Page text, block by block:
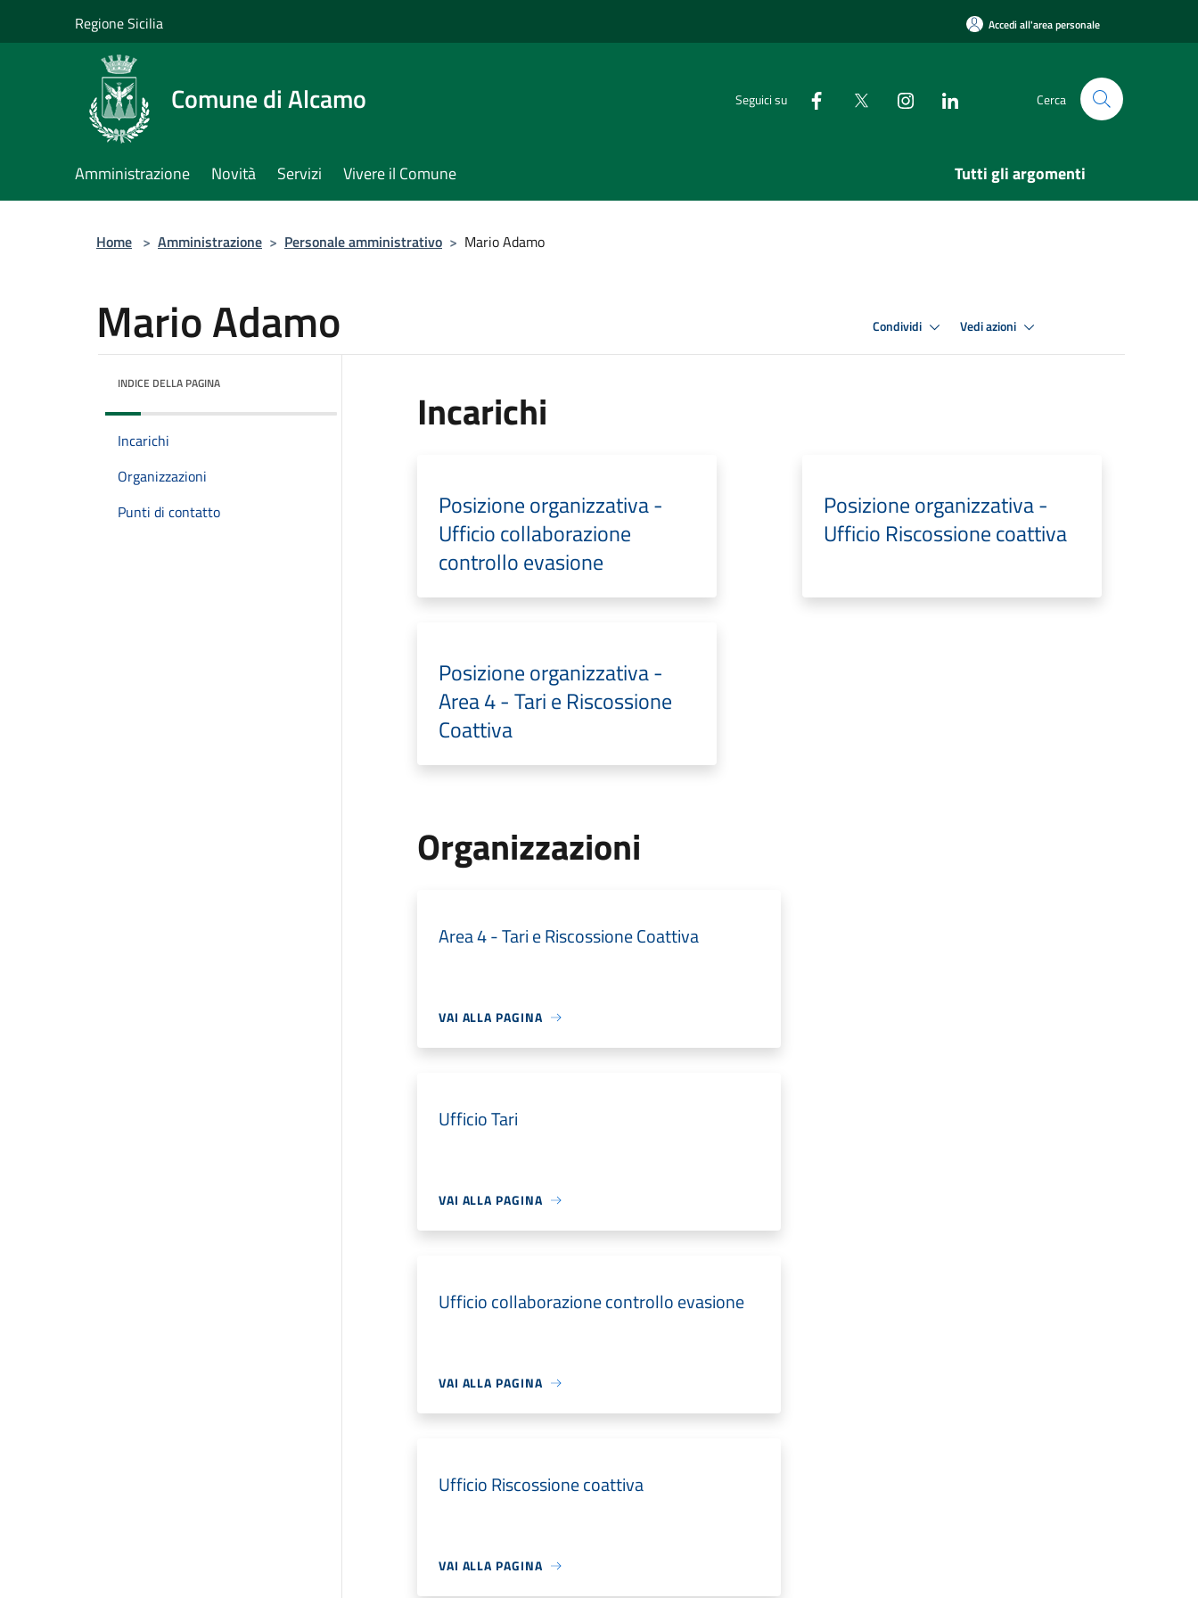
Regione Sicilia Accedi all'area personale
Comune di Alcamo Seguici su Cerca
Amministrazione Novità Servizi Vivere il Comune Tutti gli argomenti
Home > Amministrazione > Personale amministrativo > Mario Adamo
Mario Adamo Condividi Vedi azioni
INDICE DELLA PAGINA
Incarichi
Organizzazioni
Punti di contatto
Incarichi
Posizione organizzativa -
Ufficio collaborazione
controllo evasione
Posizione organizzativa -
Ufficio Riscossione coattiva
Posizione organizzativa -
Area 4 - Tari e Riscossione
Coattiva
Organizzazioni
Area 4 - Tari e Riscossione Coattiva
VAI ALLA PAGINA
Ufficio Tari
VAI ALLA PAGINA
Ufficio collaborazione controllo evasione
VAI ALLA PAGINA
Ufficio Riscossione coattiva
VAI ALLA PAGINA